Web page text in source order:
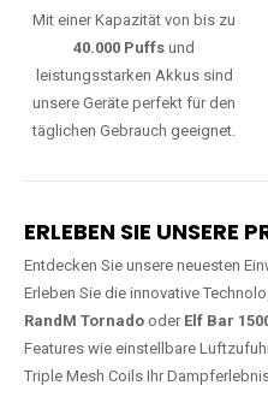
Mit einer Kapazität von bis zu
40.000 Puffs und
leistungsstarken Akkus sind
unsere Geräte perfekt für den
täglichen Gebrauch geeignet.
ERLEBEN SIE UNSERE
Entdecken Sie unsere neuesten
Erleben Sie die innovative
RandM Tornado oder Elf Bar
Features wie einstellbare
Triple Mesh Coils Ihr